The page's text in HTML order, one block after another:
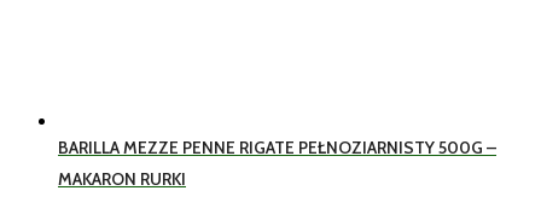
BARILLA MEZZE PENNE RIGATE PEŁNOZIARNISTY 500G –
MAKARON RURKI